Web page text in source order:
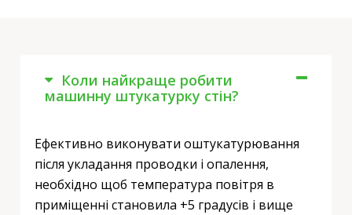
Коли найкраще робити
машинну штукатурку стін?
Ефективно виконувати оштукатурювання
після укладання проводки і опалення,
необхідно щоб температура повітря в
приміщенні становила +5 градусів і вище